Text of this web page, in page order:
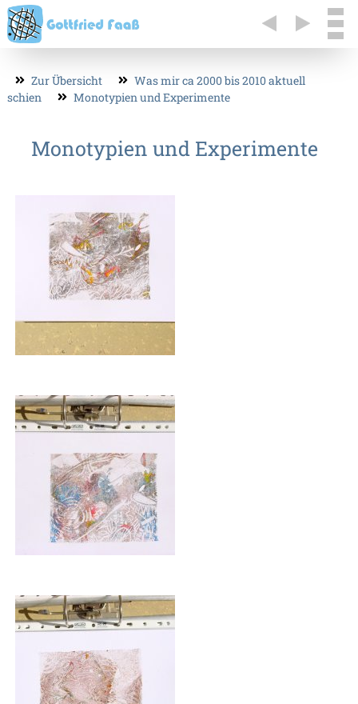
Zur Übersicht
Was mir ca 2000 bis 2010 aktuell
schien
Monotypien und Experimente
Monotypien und Experimente